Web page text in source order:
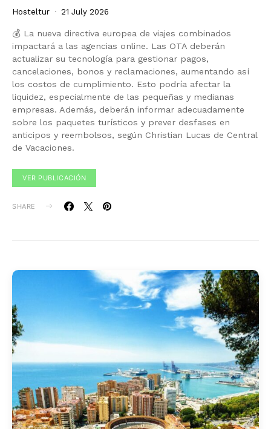
Hosteltur 21 July 2026
💰 La nueva directiva europea de viajes combinados
impactará a las agencias online. Las OTA deberán
actualizar su tecnología para gestionar pagos,
cancelaciones, bonos y reclamaciones, aumentando así
los costos de cumplimiento. Esto podría afectar la
liquidez, especialmente de las pequeñas y medianas
empresas. Además, deberán informar adecuadamente
sobre los paquetes turísticos y prever desfases en
anticipos y reembolsos, según Christian Lucas de Central
de Vacaciones.
VER PUBLICACIÓN
SHARE